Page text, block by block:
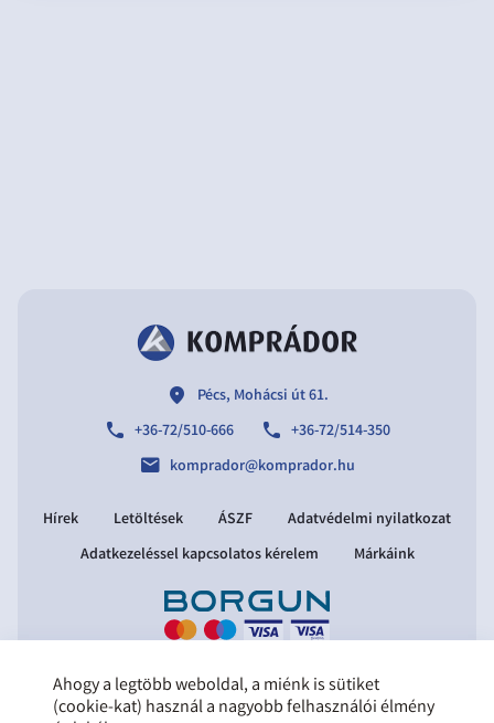
location
Pécs, Mohácsi út 61.
phone +36-72/510-666 phone +36-72/514-350
email komprador@komprador.hu
Hírek Letöltések ÁSZF
Adatvédelmi nyilatkozat
Adatkezeléssel kapcsolatos kérelem
Márkáink
Copyright © 2021 Komprádor Kft.
Minden jog fenntartva.
Ahogy a legtöbb weboldal, a miénk is sütiket
(cookie-kat) használ a nagyobb felhasználói élmény